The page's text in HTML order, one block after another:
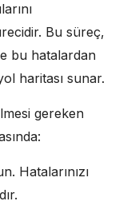
Bu süreç,
bu hatalardan
haritası sunar.
gereken
Hatalarınızı